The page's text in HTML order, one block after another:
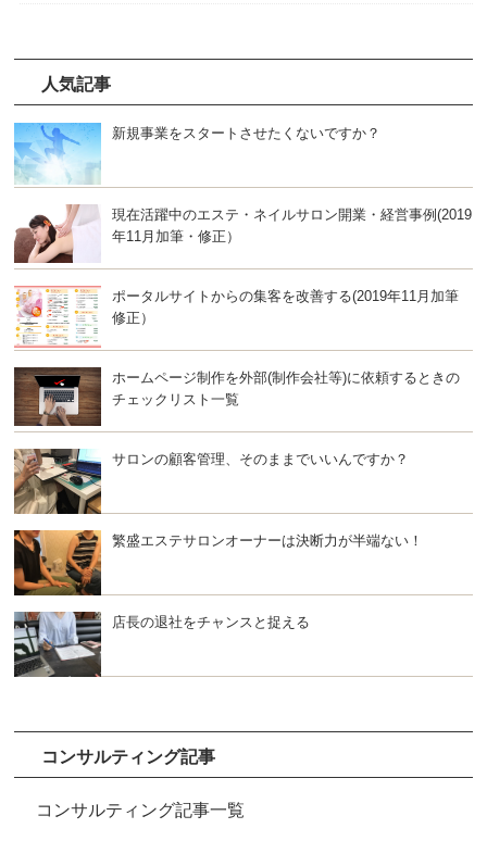
人気記事
新規事業をスタートさせたくないですか？
現在活躍中のエステ・ネイルサロン開業・経営事例(2019
年11月加筆・修正）
ポータルサイトからの集客を改善する(2019年11月加筆
修正）
ホームページ制作を外部(制作会社等)に依頼するときの
チェックリスト一覧
サロンの顧客管理、そのままでいいんですか？
繁盛エステサロンオーナーは決断力が半端ない！
店長の退社をチャンスと捉える
コンサルティング記事
コンサルティング記事一覧